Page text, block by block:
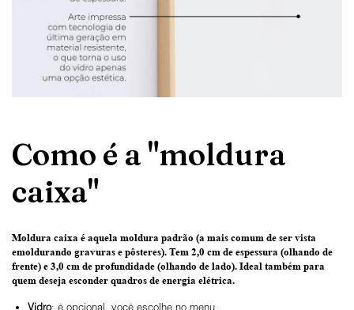
Como é a "moldura
caixa"
Moldura caixa é aquela moldura padrão (a mais comum de ser vista
emoldurando gravuras e pôsteres). Tem 2,0 cm de espessura (olhando de
frente) e 3,0 cm de profundidade (olhando de lado). Ideal também para
quem deseja esconder quadros de energia elétrica.
Vidro: é opcional, você escolhe no menu.